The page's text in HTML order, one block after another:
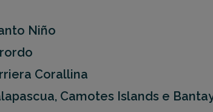
Niño
Corallina
Camotes Islands e